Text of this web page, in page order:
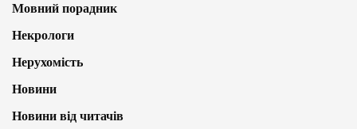
Мовний порадник
Некрологи
Нерухомість
Новини
Новини від читачів